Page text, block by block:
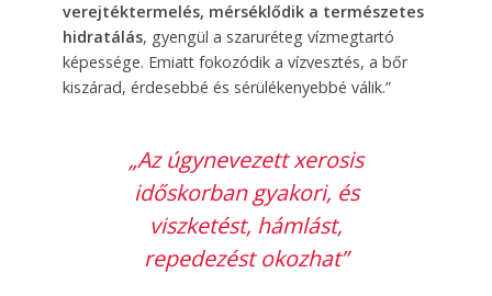
verejtéktermelés, mérséklődik a természetes
hidratálás, gyengül a szaruréteg vízmegtartó
képessége. Emiatt fokozódik a vízvesztés, a bőr
kiszárad, érdesebbé és sérülékenyebbé válik.”
„Az úgynevezett xerosis
időskorban gyakori, és
viszketést, hámlást,
repedezést okozhat”